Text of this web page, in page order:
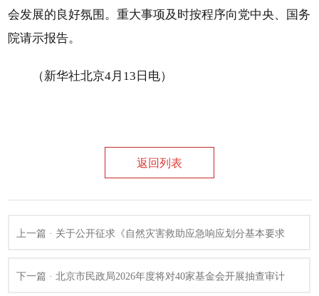
会发展的良好氛围。重大事项及时按程序向党中央、国务
院请示报告。
（新华社北京4月13日电）
返回列表
上一篇 · 关于公开征求《自然灾害救助应急响应划分基本要求
（征求意见稿）》推荐性国家标准意见的通知
下一篇 · 北京市民政局2026年度将对40家基金会开展抽查审计